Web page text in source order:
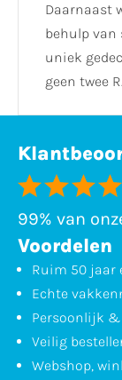
Daarnaast
behulp van
uniek
geen twee
99% van
Voordelen
Ruim 50 jaar
Echte
Persoonlijk
Veilig
Webshop,